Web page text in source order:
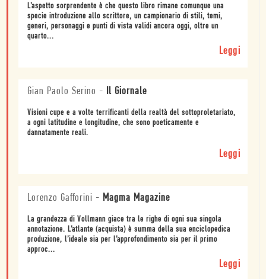
L’aspetto sorprendente è che questo libro rimane comunque una
specie introduzione allo scrittore, un campionario di stili, temi,
generi, personaggi e punti di vista validi ancora oggi, oltre un
quarto...
Leggi
Gian Paolo Serino - Il Giornale
Visioni cupe e a volte terrificanti della realtà del sottoproletariato,
a ogni latitudine e longitudine, che sono poeticamente e
dannatamente reali.
Leggi
Lorenzo Gafforini - Magma Magazine
La grandezza di Vollmann giace tra le righe di ogni sua singola
annotazione. L’atlante (acquista) è summa della sua enciclopedica
produzione, l’ideale sia per l’approfondimento sia per il primo
approc...
Leggi